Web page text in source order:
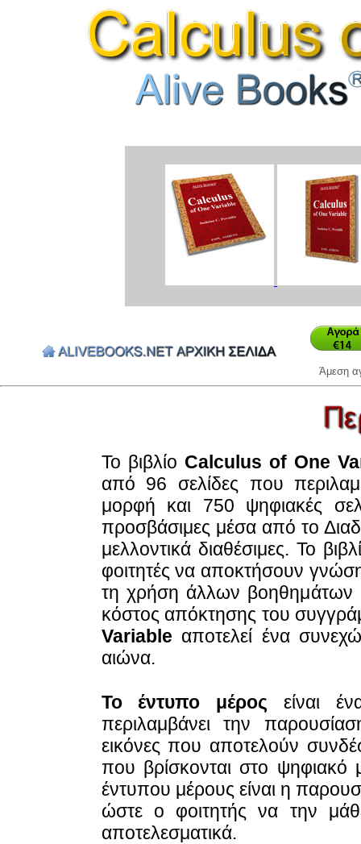
Άμεση
Το βιβλίο Calculus of One
από 96 σελίδες που
μορφή και 750 ψηφιακές
προσβάσιμες μέσα από το
μελλοντικά διαθέσιμες. Το
φοιτητές να αποκτήσουν
τη χρήση άλλων βοηθημάτων
κόστος απόκτησης του
Variable αποτελεί ένα
αιώνα.
Το έντυπο μέρος είναι
περιλαμβάνει την
εικόνες που αποτελούν
που βρίσκονται στο ψηφιακό
έντυπου μέρους είναι η
ώστε ο φοιτητής να την
αποτελεσματικά.